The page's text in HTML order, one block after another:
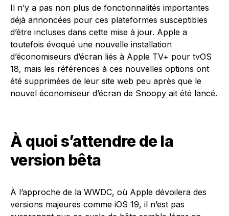
Il n’y a pas non plus de fonctionnalités importantes
déjà annoncées pour ces plateformes susceptibles
d’être incluses dans cette mise à jour. Apple a
toutefois évoqué une nouvelle installation
d’économiseurs d’écran liés à Apple TV+ pour tvOS
18, mais les références à ces nouvelles options ont
été supprimées de leur site web peu après que le
nouvel économiseur d’écran de Snoopy ait été lancé.
À quoi s’attendre de la
version bêta
À l’approche de la WWDC, où Apple dévoilera des
versions majeures comme iOS 19, il n’est pas